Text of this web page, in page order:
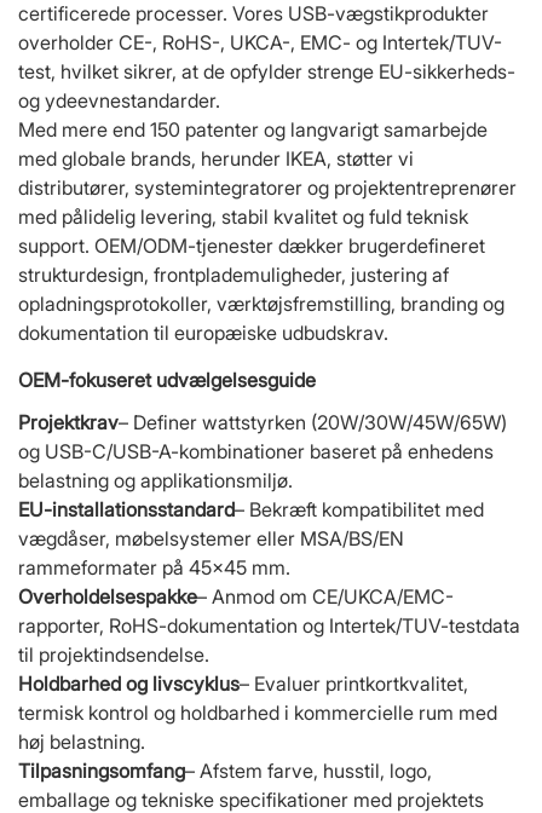
certificerede processer. Vores USB-vægstikprodukter
overholder CE-, RoHS-, UKCA-, EMC- og Intertek/TUV-
test, hvilket sikrer, at de opfylder strenge EU-sikkerheds-
og ydeevnestandarder.
Med mere end 150 patenter og langvarigt samarbejde
med globale brands, herunder IKEA, støtter vi
distributører, systemintegratorer og projektentreprenører
med pålidelig levering, stabil kvalitet og fuld teknisk
support. OEM/ODM-tjenester dækker brugerdefineret
strukturdesign, frontplademuligheder, justering af
opladningsprotokoller, værktøjsfremstilling, branding og
dokumentation til europæiske udbudskrav.
OEM-fokuseret udvælgelsesguide
Projektkrav– Definer wattstyrken (20W/30W/45W/65W)
og USB-C/USB-A-kombinationer baseret på enhedens
belastning og applikationsmiljø.
EU-installationsstandard– Bekræft kompatibilitet med
vægdåser, møbelsystemer eller MSA/BS/EN
rammeformater på 45×45 mm.
Overholdelsespakke– Anmod om CE/UKCA/EMC-
rapporter, RoHS-dokumentation og Intertek/TUV-testdata
til projektindsendelse.
Holdbarhed og livscyklus– Evaluer printkortkvalitet,
termisk kontrol og holdbarhed i kommercielle rum med
høj belastning.
Tilpasningsomfang– Afstem farve, husstil, logo,
emballage og tekniske specifikationer med projektets